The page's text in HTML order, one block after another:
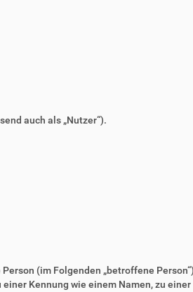
auch als „Nutzer“).
(im Folgenden „betroffene
Kennung wie einem Namen, zu einer